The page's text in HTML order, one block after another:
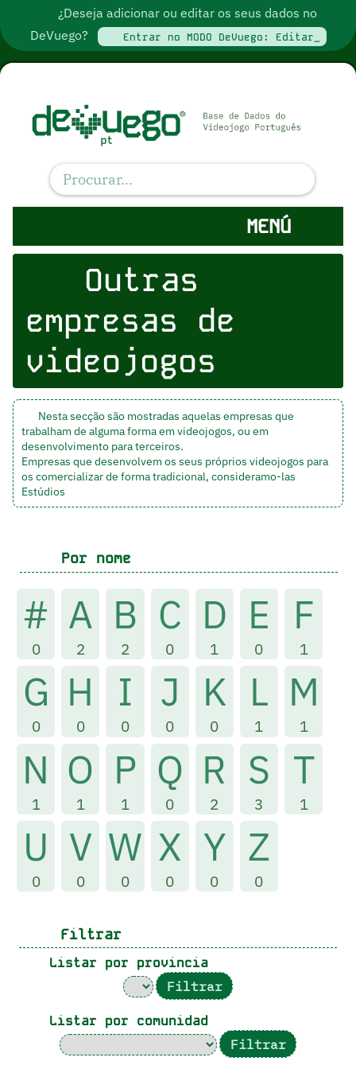
¿Deseja adicionar ou editar os seus dados no
DeVuego?
Entrar no MODO DeVuego: Editar_
MENÚ
Outras
empresas de
videojogos
Nesta secção são mostradas aquelas empresas que
trabalham de alguma forma em videojogos, ou em
desenvolvimento para terceiros.
Empresas que desenvolvem os seus próprios videojogos para
os comercializar de forma tradicional, consideramo-las
Estúdios
Por nome
#
0
A
2
B
2
C
0
D
1
E
0
F
1
G
0
H
0
I
0
J
0
K
0
L
1
M
1
N
1
O
1
P
1
Q
0
R
2
S
3
T
1
U
0
V
0
W
0
X
0
Y
0
Z
0
Filtrar
Listar por provincia
Listar por comunidad